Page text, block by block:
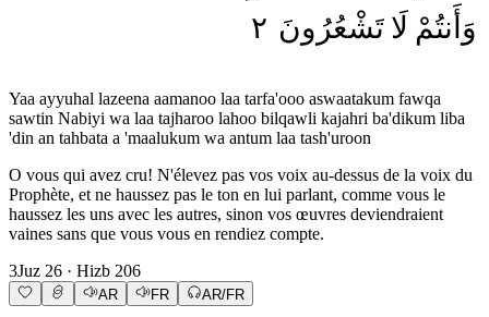
وَأَنتُمْ لَا تَشْعُرُونَ ٢
Yaa ayyuhal lazeena aamanoo laa tarfa'ooo aswaatakum fawqa
sawtin Nabiyi wa laa tajharoo lahoo bilqawli kajahri ba'dikum liba
'din an tahbata a 'maalukum wa antum laa tash'uroon
O vous qui avez cru! N'élevez pas vos voix au-dessus de la voix du
Prophète, et ne haussez pas le ton en lui parlant, comme vous le
haussez les uns avec les autres, sinon vos œuvres deviendraient
vaines sans que vous vous en rendiez compte.
3Juz 26 · Hizb 206
AR FR AR/FR